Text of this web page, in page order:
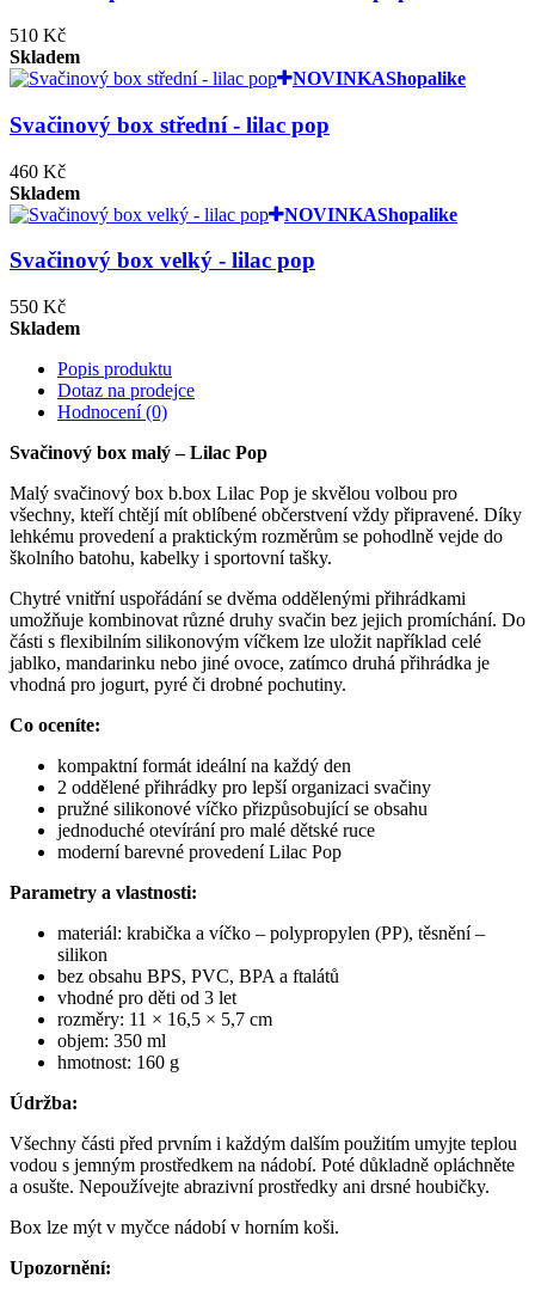
510 Kč
Skladem
NOVINKAShopalike
Svačinový box střední - lilac pop
460 Kč
Skladem
NOVINKAShopalike
Svačinový box velký - lilac pop
550 Kč
Skladem
Popis produktu
Dotaz na prodejce
Hodnocení (0)
Svačinový box malý – Lilac Pop
Malý svačinový box b.box Lilac Pop je skvělou volbou pro
všechny, kteří chtějí mít oblíbené občerstvení vždy připravené. Díky
lehkému provedení a praktickým rozměrům se pohodlně vejde do
školního batohu, kabelky i sportovní tašky.
Chytré vnitřní uspořádání se dvěma oddělenými přihrádkami
umožňuje kombinovat různé druhy svačin bez jejich promíchání. Do
části s flexibilním silikonovým víčkem lze uložit například celé
jablko, mandarinku nebo jiné ovoce, zatímco druhá přihrádka je
vhodná pro jogurt, pyré či drobné pochutiny.
Co oceníte:
kompaktní formát ideální na každý den
2 oddělené přihrádky pro lepší organizaci svačiny
pružné silikonové víčko přizpůsobující se obsahu
jednoduché otevírání pro malé dětské ruce
moderní barevné provedení Lilac Pop
Parametry a vlastnosti:
materiál: krabička a víčko – polypropylen (PP), těsnění –
silikon
bez obsahu BPS, PVC, BPA a ftalátů
vhodné pro děti od 3 let
rozměry: 11 × 16,5 × 5,7 cm
objem: 350 ml
hmotnost: 160 g
Údržba:
Všechny části před prvním i každým dalším použitím umyjte teplou
vodou s jemným prostředkem na nádobí. Poté důkladně opláchněte
a osušte. Nepoužívejte abrazivní prostředky ani drsné houbičky.
Box lze mýt v myčce nádobí v horním koši.
Upozornění: